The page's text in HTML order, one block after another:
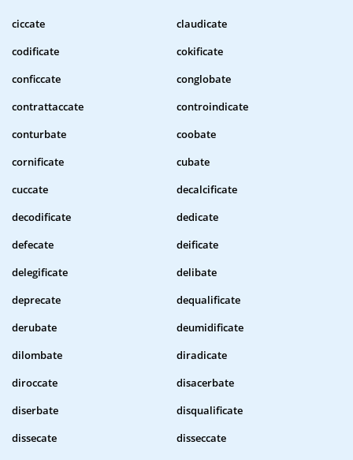
ciccate
claudicate
codificate
cokificate
conficcate
conglobate
contrattaccate
controindicate
conturbate
coobate
cornificate
cubate
cuccate
decalcificate
decodificate
dedicate
defecate
deificate
delegificate
delibate
deprecate
dequalificate
derubate
deumidificate
dilombate
diradicate
diroccate
disacerbate
diserbate
disqualificate
dissecate
disseccate